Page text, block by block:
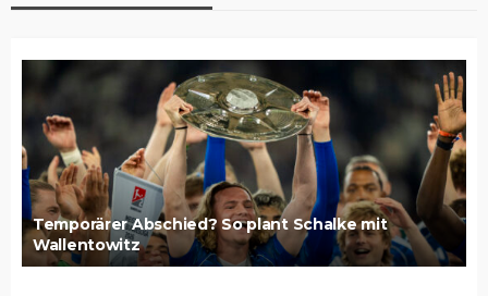
Temporärer Abschied? So plant Schalke mit
Wallentowitz